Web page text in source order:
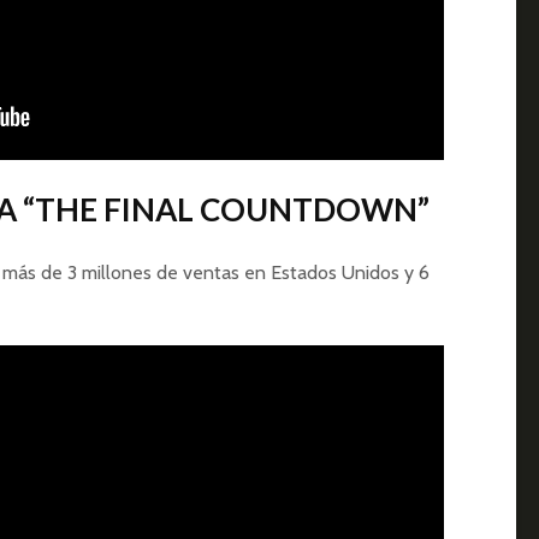
“THE FINAL COUNTDOWN”
de 3 millones de ventas en Estados Unidos y 6